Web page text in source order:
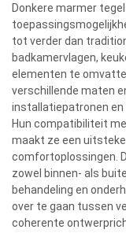
Donkere marmer
tot verder dan
badkamervlagen,
elementen te
verschillende maten
installatiepatronen en
Hun compatibiliteit
maakt ze een
comfortoplossingen.
zowel binnen- als
behandeling en
over te gaan tussen
coherente